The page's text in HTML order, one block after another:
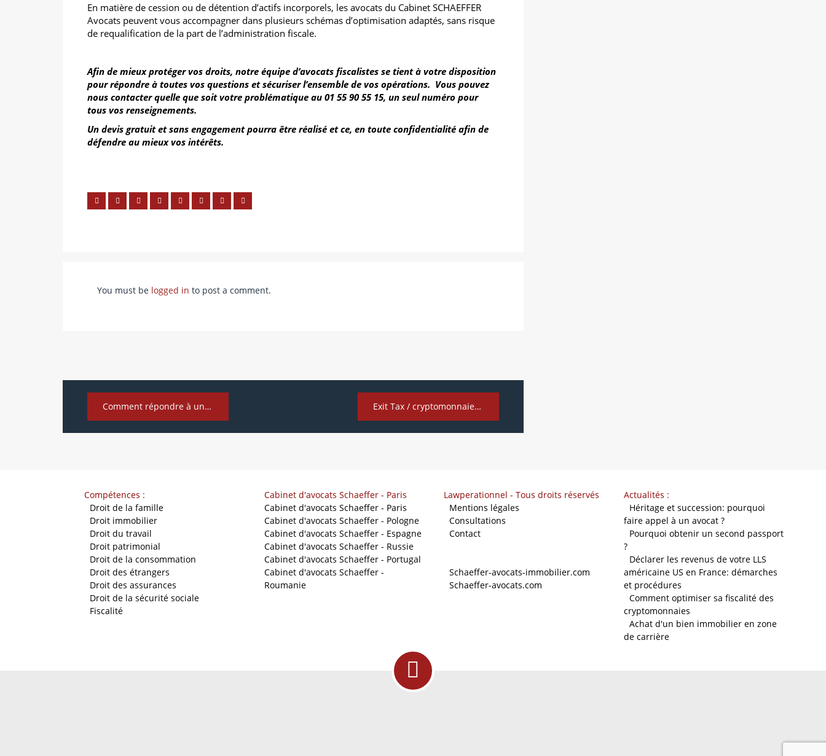
En matière de cession ou de détention d’actifs incorporels, les avocats du Cabinet SCHAEFFER
Avocats peuvent vous accompagner dans plusieurs schémas d’optimisation adaptés, sans risque
de requalification de la part de l’administration fiscale.
Afin de mieux protéger vos droits, notre équipe d’avocats fiscalistes se tient à votre disposition
pour répondre à toutes vos questions et sécuriser l’ensemble de vos opérations. Vous pouvez
nous contacter quelle que soit votre problématique au 01 55 90 55 15, un seul numéro pour
tous vos renseignements.
Un devis gratuit et sans engagement pourra être réalisé et ce, en toute confidentialité afin de
défendre au mieux vos intérêts.
You must be logged in to post a comment.
Comment répondre à une demande de renseignements de l’administration fiscale ? Exit Tax / cryptomonnaies : quels changements à prévoir ?
Compétences :
Droit de la famille
Droit immobilier
Droit du travail
Droit patrimonial
Droit de la consommation
Droit des étrangers
Droit des assurances
Droit de la sécurité sociale
Fiscalité
Cabinet d'avocats Schaeffer - Paris
Cabinet d'avocats Schaeffer - Paris
Cabinet d'avocats Schaeffer - Pologne
Cabinet d'avocats Schaeffer - Espagne
Cabinet d'avocats Schaeffer - Russie
Cabinet d'avocats Schaeffer - Portugal
Cabinet d'avocats Schaeffer -
Roumanie
Lawperationnel - Tous droits réservés
Mentions légales
Consultations
Contact
Schaeffer-avocats-immobilier.com
Schaeffer-avocats.com
Actualités :
Héritage et succession: pourquoi
faire appel à un avocat ?
Pourquoi obtenir un second passport
?
Déclarer les revenus de votre LLS
américaine US en France: démarches
et procédures
Comment optimiser sa fiscalité des
cryptomonnaies
Achat d'un bien immobilier en zone
de carrière